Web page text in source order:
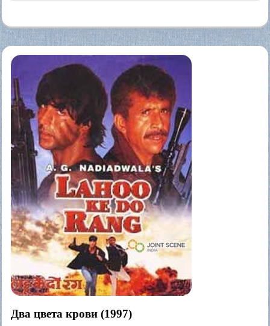
Два цвета крови (1997)